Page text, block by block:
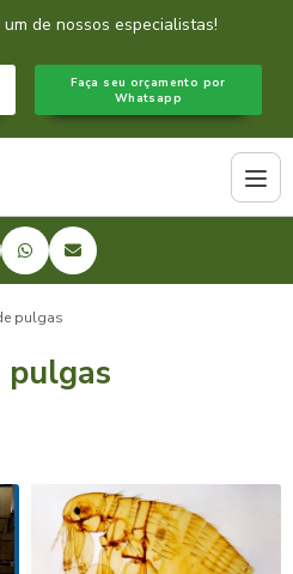
de nossos especialistas!
Faça seu orçamento por
Whatsapp
pulgas
pulgas